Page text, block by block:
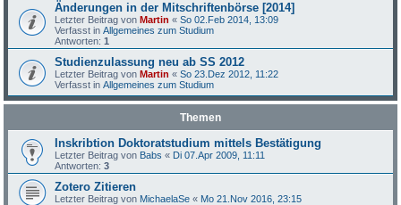
Änderungen in der Mitschriftenbörse [2014]
Letzter Beitrag vonMartin «So 02.Feb 2014, 13:09
Verfasst inAllgemeines zum Studium
Antworten:1
Studienzulassung neu ab SS 2012
Letzter Beitrag vonMartin «So 23.Dez 2012, 11:22
Verfasst inAllgemeines zum Studium
Themen
Inskribtion Doktoratstudium mittels Bestätigung
Letzter Beitrag von Babs « Di 07.Apr 2009, 11:11
Antworten:3
Zotero Zitieren
Letzter Beitrag von MichaelaSe « Mo 21.Nov 2016, 23:15